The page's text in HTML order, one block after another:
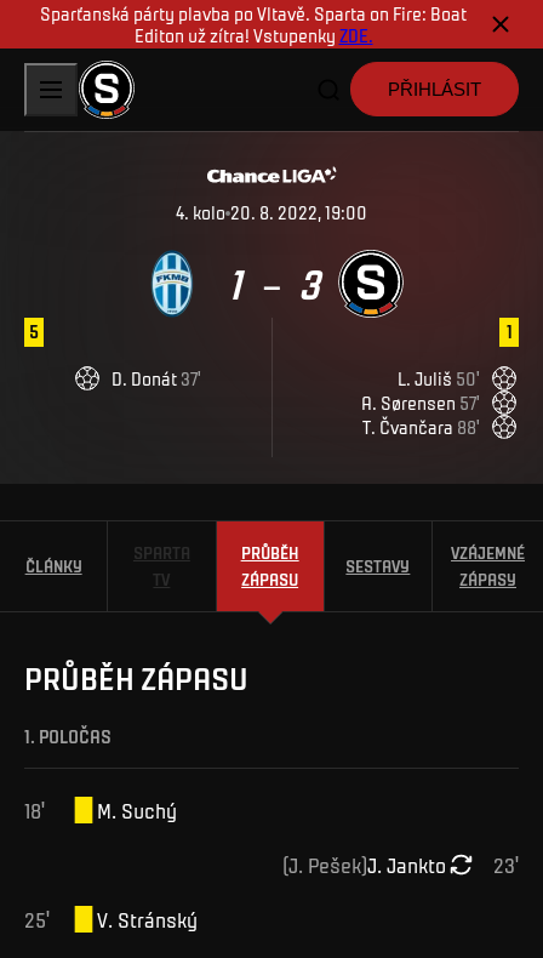
Sparťanská párty plavba po Vltavě. Sparta on Fire: Boat
Editon už zítra! Vstupenky ZDE.
PŘIHLÁSIT
4. kolo 20. 8. 2022, 19:00
1 – 3
1
L Juliš 50'
A Sørensen 57'
T Čvančara 88'
5
D Donát 37'
ČLÁNKY
SPARTA
TV
PRŮBĚH
ZÁPASU
SESTAVY
VZÁJEMNÉ
ZÁPASY
PRŮBĚH ZÁPASU
1. POLOČAS
18' M Suchý
23'
J Jankto
(J Pešek)
25' V Stránský